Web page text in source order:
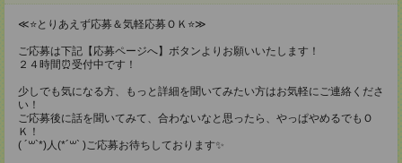
≪⭐とりあえず応募＆気軽応募ＯＫ⭐≫
ご応募は下記【応募ページへ】ボタンよりお願いいたします！
２４時間⏰受付中です！
少しでも気になる方、もっと詳細を聞いてみたい方はお気軽にご連絡くださ
い！
ご応募後に話を聞いてみて、合わないなと思ったら、やっぱやめるでもＯ
Ｋ！
( ´꒳`*)人(*´꒳` )ご応募お待ちしております✨